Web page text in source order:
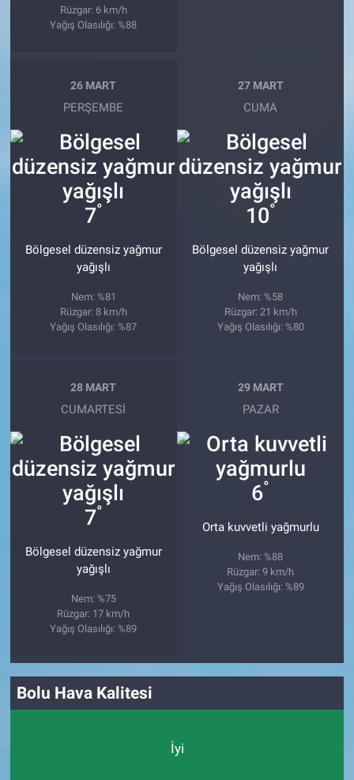
Rüzgar: 6 km/h
Yağış Olasılığı: %88
26 MART
PERŞEMBE
7°
Bölgesel düzensiz yağmur
yağışlı
Nem: %81
Rüzgar: 8 km/h
Yağış Olasılığı: %87
27 MART
CUMA
10°
Bölgesel düzensiz yağmur
yağışlı
Nem: %58
Rüzgar: 21 km/h
Yağış Olasılığı: %80
28 MART
CUMARTESI
7°
Bölgesel düzensiz yağmur
yağışlı
Nem: %75
Rüzgar: 17 km/h
Yağış Olasılığı: %89
29 MART
PAZAR
6°
Orta kuvvetli yağmurlu
Nem: %88
Rüzgar: 9 km/h
Yağış Olasılığı: %89
Bolu Hava Kalitesi
İyi